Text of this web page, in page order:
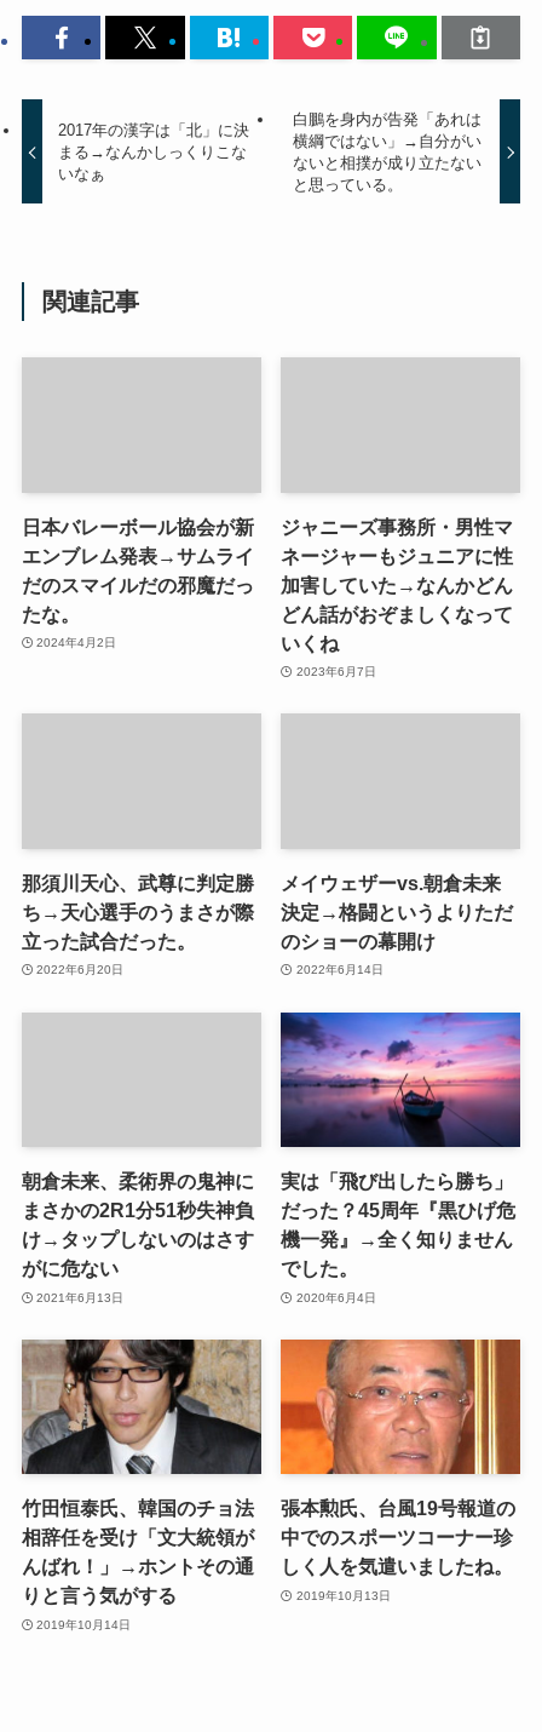
2017年の漢字は「北」に決
まる→なんかしっくりこな
いなぁ
白鵬を身内が告発「あれは
横綱ではない」→自分がい
ないと相撲が成り立たない
と思っている。
関連記事
日本バレーボール協会が新
エンブレム発表→サムライ
だのスマイルだの邪魔だっ
たな。
2024年4月2日
ジャニーズ事務所・男性マ
ネージャーもジュニアに性
加害していた→なんかどん
どん話がおぞましくなって
いくね
2023年6月7日
那須川天心、武尊に判定勝
ち→天心選手のうまさが際
立った試合だった。
2022年6月20日
メイウェザーvs.朝倉未来
決定→格闘というよりただ
のショーの幕開け
2022年6月14日
朝倉未来、柔術界の鬼神に
まさかの2R1分51秒失神負
け→タップしないのはさす
がに危ない
2021年6月13日
実は「飛び出したら勝ち」
だった？45周年『黒ひげ危
機一発』→全く知りません
でした。
2020年6月4日
竹田恒泰氏、韓国のチョ法
相辞任を受け「文大統領が
んばれ！」→ホントその通
りと言う気がする
2019年10月14日
張本勲氏、台風19号報道の
中でのスポーツコーナー珍
しく人を気遣いましたね。
2019年10月13日